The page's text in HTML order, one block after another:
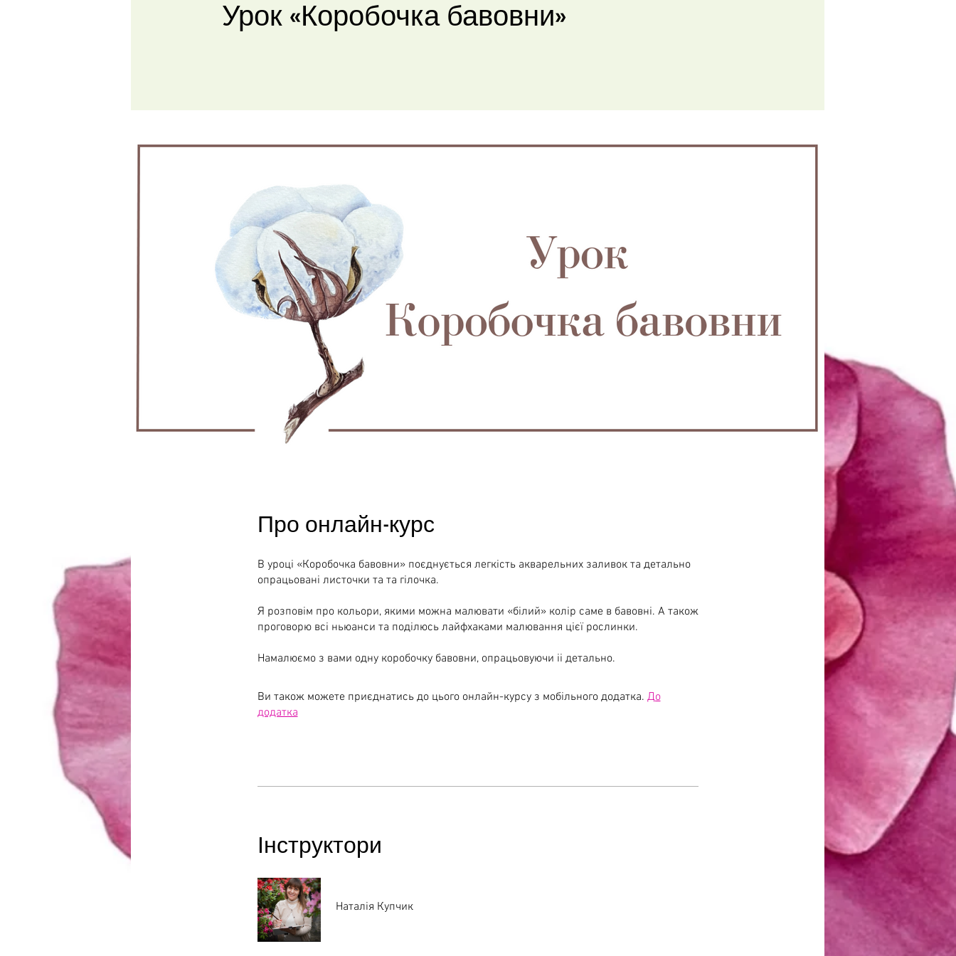
Урок «Коробочка бавовни»
Про онлайн-курс
В уроці «Коробочка бавовни» поєднується легкість акварельних заливок та детально
опрацьовані листочки та та гілочка.
Я розповім про кольори, якими можна малювати «білий» колір саме в бавовні. А також
проговорю всі ньюанси та поділюсь лайфхаками малювання цієї рослинки.
Ви також можете приєднатись до цього онлайн-курсу з мобільного додатка. До
додатка
Інструктори
Наталія Купчик